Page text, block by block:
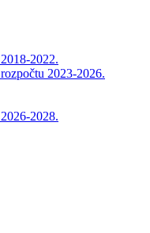
2022.
2023-2026.
2028.